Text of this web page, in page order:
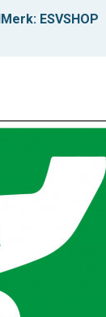
Merk: ESVSHOP